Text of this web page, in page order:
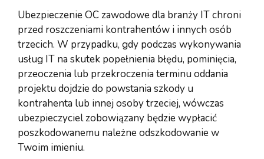
Ubezpieczenie OC zawodowe dla branży IT chroni
przed roszczeniami kontrahentów i innych osób
trzecich. W przypadku, gdy podczas wykonywania
usług IT na skutek popełnienia błędu, pominięcia,
przeoczenia lub przekroczenia terminu oddania
projektu dojdzie do powstania szkody u
kontrahenta lub innej osoby trzeciej, wówczas
ubezpieczyciel zobowiązany będzie wypłacić
poszkodowanemu należne odszkodowanie w
Twoim imieniu.